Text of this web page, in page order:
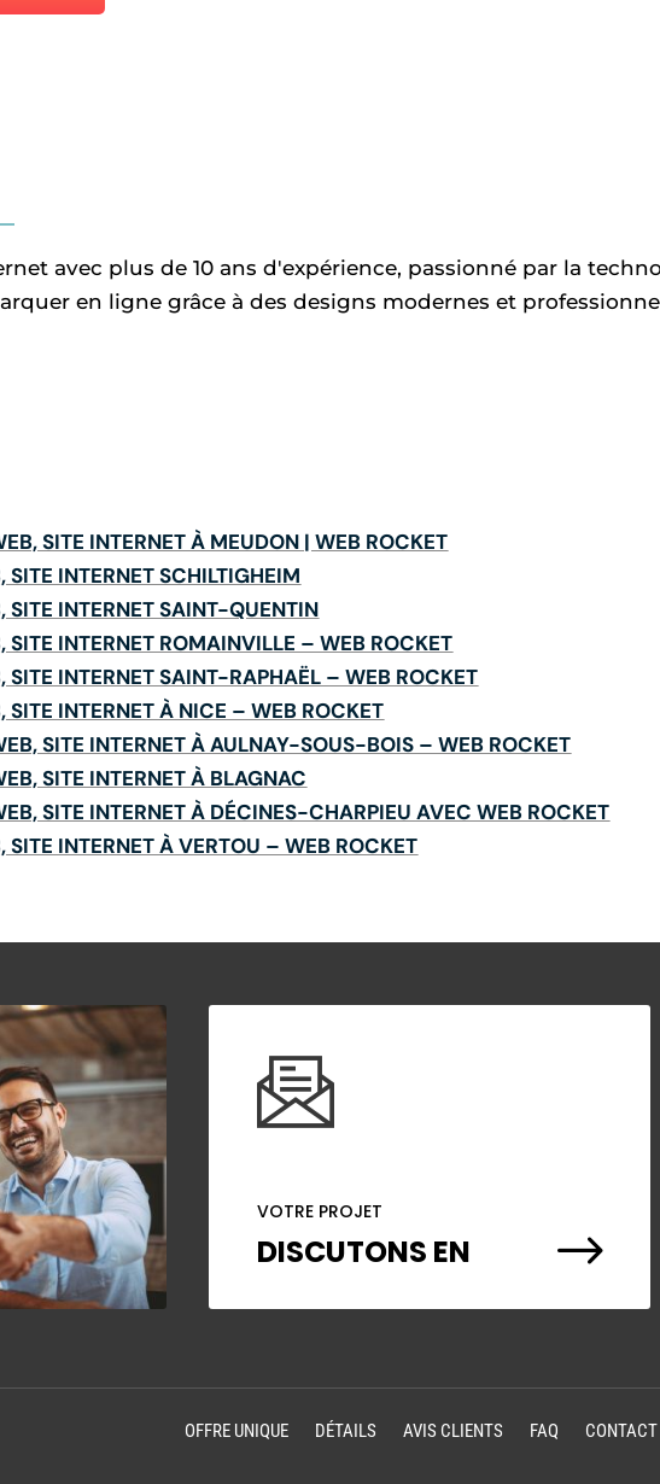
avec plus de 10 ans d'expérience, passionné par la
en ligne grâce à des designs modernes et
SITE INTERNET À MEUDON | WEB ROCKET
SITE INTERNET SCHILTIGHEIM
SITE INTERNET SAINT-QUENTIN
SITE INTERNET ROMAINVILLE – WEB ROCKET
SITE INTERNET SAINT-RAPHAËL – WEB ROCKET
SITE INTERNET À NICE – WEB ROCKET
SITE INTERNET À AULNAY-SOUS-BOIS – WEB ROCKET
SITE INTERNET À BLAGNAC
SITE INTERNET À DÉCINES-CHARPIEU AVEC WEB ROCKET
SITE INTERNET À VERTOU – WEB ROCKET
VOTRE PROJET
DISCUTONS EN $
OFFRE UNIQUE DÉTAILS AVIS CLIENTS FAQ CONTACT